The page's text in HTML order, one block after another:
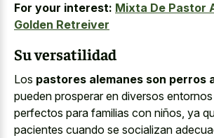
For your interest: Mixta De Pastor
Golden Retreiver
Su versatilidad
Los pastores alemanes son perros
pueden prosperar en diversos
perfectos para familias con niños, ya
pacientes cuando se socializan